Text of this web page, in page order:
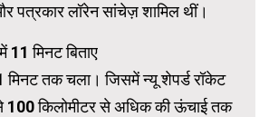
पत्रकार लॉरेन सांचेज़ शामिल थीं।
11 मिनट बिताए
तक चला। जिसमें न्यू शेपर्ड रॉकेट
100 किलोमीटर से अधिक की ऊंचाई तक